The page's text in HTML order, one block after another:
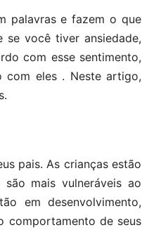
palavras e fazem o que
você tiver ansiedade,
com esse sentimento,
com eles . Neste artigo,
pais. As crianças estão
mais vulneráveis ​​ao
em desenvolvimento,
comportamento de seus